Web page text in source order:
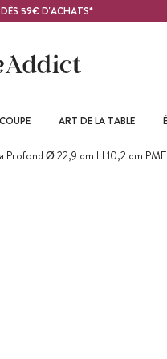
59€ D'ACHATS*
ART DE LA TABLE
Profond Ø 22,9 cm H 10,2 cm PME